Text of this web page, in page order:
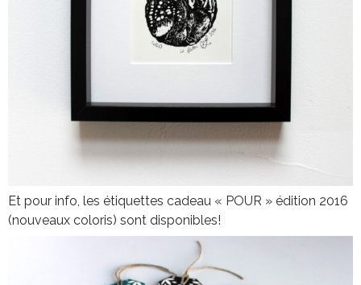
Et pour info, les étiquettes cadeau « POUR » édition 2016
(nouveaux coloris) sont disponibles!